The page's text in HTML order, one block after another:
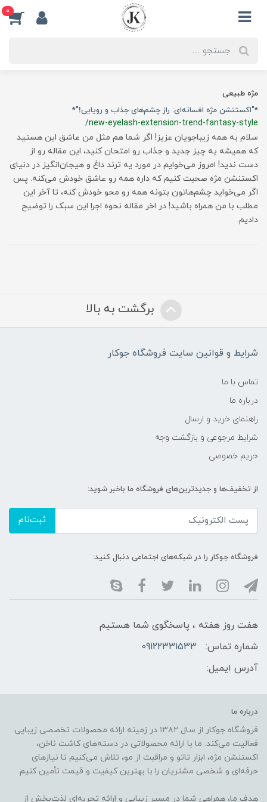
0
مژه طبیعی
*"اکستنشن مژه افسانه‌ای: راز چشم‌های جذاب و رویایی!"*
/new-eyelash-extension-trend-fantasy-style
سلام به همه زیباجویان عزیز! اگر شما هم مثل من عاشق این هستید
که همیشه یه چیز جدید و جذاب رو امتحان کنید، این مقاله رو از
دست ندید! امروز می‌خوایم در مورد یه ترند داغ و هیجان‌انگیز در دنیای
اکستنشن مژه صحبت کنیم که داره همه رو عاشق خودش می‌کنه. پس
اگر می‌خواید چشم‌هاتون بتونه همه رو محو خودش کنه، تا آخر این
مطلب با من همراه باشید! در اخر مقاله نحوه اجرا این سبک را توضیح
دادیم.
برگشت به بالا
شرایط و قوانین سایت فروشگاه جوکار
تماس با ما
درباره ما
راهنمای خرید و ارسال
شرایط مرجوعی و بازگشت وجه
حریم خصوصی
از تخفیف‌ها و جدیدترین‌های فروشگاه ما باخبر شوید:
ثبت‌نام
فروشگاه جوکار را در شبکه‌های اجتماعی دنبال کنید:
هفت روز هفته ، پاسخگوی شما هستیم
شماره تماس:
09122331533
آدرس ایمیل:
درباره ما
فروشگاه جوکار از سال ۱۳۸۲ در زمینه ارائه محصولات تخصصی زیبایی
فعالیت می‌کند. ما با ارائه محصولاتی در دسته‌های کاشت ناخن،
اکستنشن مژه، ابزار تاتو و مراقبت از مو، تلاش می‌کنیم تا نیازهای
حرفه‌ای و شخصی مشتریان را با بهترین کیفیت و قیمت تأمین کنیم.
هدف ما، همراهی شما در مسیر زیبایی و ارائه تجربه‌ای لذت‌بخش از